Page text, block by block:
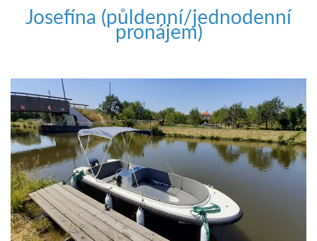
Josefína (půldenní/jednodenní
pronájem)